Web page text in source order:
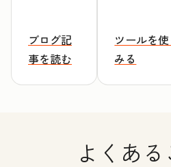
ブログ記
事を読む
ツールを
みる
よくあ